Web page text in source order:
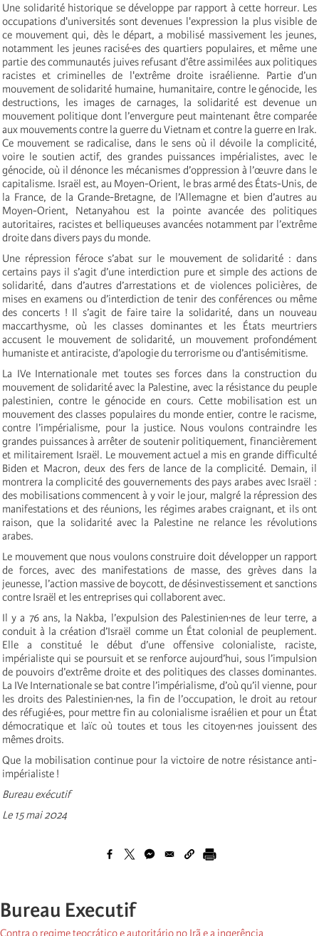
Une solidarité historique se développe par rapport à cette horreur. Les
occupations d'universités sont devenues l'expression la plus visible de
ce mouvement qui, dès le départ, a mobilisé massivement les jeunes,
notamment les jeunes racisé·es des quartiers populaires, et même une
partie des communautés juives refusant d’être assimilées aux politiques
racistes et criminelles de l'extrême droite israélienne. Partie d’un
mouvement de solidarité humaine, humanitaire, contre le génocide, les
destructions, les images de carnages, la solidarité est devenue un
mouvement politique dont l’envergure peut maintenant être comparée
aux mouvements contre la guerre du Vietnam et contre la guerre en Irak.
Ce mouvement se radicalise, dans le sens où il dévoile la complicité,
voire le soutien actif, des grandes puissances impérialistes, avec le
génocide, où il dénonce les mécanismes d’oppression à l’œuvre dans le
capitalisme. Israël est, au Moyen-Orient, le bras armé des États-Unis, de
la France, de la Grande-Bretagne, de l’Allemagne et bien d’autres au
Moyen-Orient, Netanyahou est la pointe avancée des politiques
autoritaires, racistes et belliqueuses avancées notamment par l’extrême
droite dans divers pays du monde.
Une répression féroce s’abat sur le mouvement de solidarité : dans
certains pays il s’agit d’une interdiction pure et simple des actions de
solidarité, dans d’autres d’arrestations et de violences policières, de
mises en examens ou d’interdiction de tenir des conférences ou même
des concerts ! Il s’agit de faire taire la solidarité, dans un nouveau
maccarthysme, où les classes dominantes et les États meurtriers
accusent le mouvement de solidarité, un mouvement profondément
humaniste et antiraciste, d’apologie du terrorisme ou d’antisémitisme.
La IVe Internationale met toutes ses forces dans la construction du
mouvement de solidarité avec la Palestine, avec la résistance du peuple
palestinien, contre le génocide en cours. Cette mobilisation est un
mouvement des classes populaires du monde entier, contre le racisme,
contre l’impérialisme, pour la justice. Nous voulons contraindre les
grandes puissances à arrêter de soutenir politiquement, financièrement
et militairement Israël. Le mouvement actuel a mis en grande difficulté
Biden et Macron, deux des fers de lance de la complicité. Demain, il
montrera la complicité des gouvernements des pays arabes avec Israël :
des mobilisations commencent à y voir le jour, malgré la répression des
manifestations et des réunions, les régimes arabes craignant, et ils ont
raison, que la solidarité avec la Palestine ne relance les révolutions
arabes.
Le mouvement que nous voulons construire doit développer un rapport
de forces, avec des manifestations de masse, des grèves dans la
jeunesse, l’action massive de boycott, de désinvestissement et sanctions
contre Israël et les entreprises qui collaborent avec.
Il y a 76 ans, la Nakba, l’expulsion des Palestinien·nes de leur terre, a
conduit à la création d’Israël comme un État colonial de peuplement.
Elle a constitué le début d’une offensive colonialiste, raciste,
impérialiste qui se poursuit et se renforce aujourd’hui, sous l’impulsion
de pouvoirs d’extrême droite et des politiques des classes dominantes.
La IVe Internationale se bat contre l’impérialisme, d’où qu’il vienne, pour
les droits des Palestinien·nes, la fin de l’occupation, le droit au retour
des réfugié·es, pour mettre fin au colonialisme israélien et pour un État
démocratique et laïc où toutes et tous les citoyen·nes jouissent des
mêmes droits.
Que la mobilisation continue pour la victoire de notre résistance anti-
impérialiste !
Bureau exécutif
Le 15 mai 2024
Bureau Executif
Contra o regime teocrático e autoritário no Irã e a ingerência